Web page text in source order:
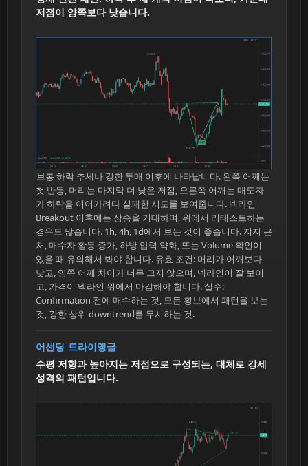
저점이 양쪽보다 낮습니다.
보통 하락 추세나 강한 투매 이후에 나타납니다. 왼쪽 어깨는
첫 반등, 머리는 마지막 더 낮은 저점, 오른쪽 어깨는 매도자
가 하락을 이어가려다 실패한 시도를 보여줍니다. 넥라인
Breakout 이후에는 상승을 기대하며, 위에서 리테스트하는
경우도 많습니다. 1h, 4h, 1d에서 보는 것이 좋습니다. 지지 근
처, 매수자 활동 증가, 하방 압력 약화, 또는 Volume 확인이
있을 때 유의해서 봐야 합니다. 유효 조건: 머리가 어깨보다
낮고, 양쪽 어깨 차이가 너무 크지 않으며, 넥라인이 잘 보이
고, 가격이 넥라인 위에서 마감해야 합니다. 실수:
Confirmation 전에 매수하는 것, 모든 횡보에서 패턴을 보는
것, 강한 상위 downtrend를 무시하는 것.
어센딩 트라이앵글
수평 저항과 높아지는 저점으로 구성되는, 대체로 강세
성격의 패턴입니다.